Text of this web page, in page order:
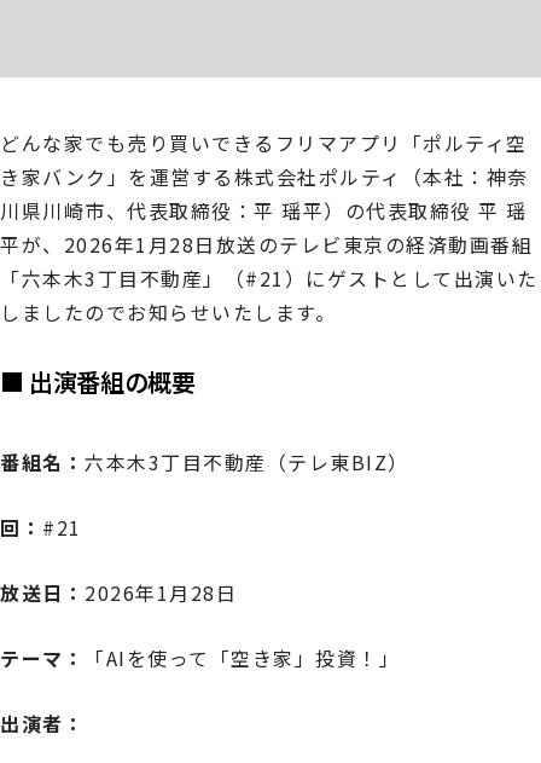
どんな家でも売り買いできるフリマアプリ「ポルティ空
き家バンク」を運営する株式会社ポルティ（本社：神奈
川県川崎市、代表取締役：平 瑶平）の代表取締役 平 瑶
平が、2026年1月28日放送のテレビ東京の経済動画番組
「六本木3丁目不動産」（#21）にゲストとして出演いた
しましたのでお知らせいたします。
■ 出演番組の概要
番組名： 六本木3丁目不動産（テレ東BIZ）
回： #21
放送日： 2026年1月28日
テーマ： 「AIを使って「空き家」投資！」
出演者：